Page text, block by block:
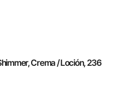
Crema / Loción, 236